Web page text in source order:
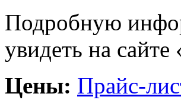
Подробную
увидеть на
Цены: Прайс-